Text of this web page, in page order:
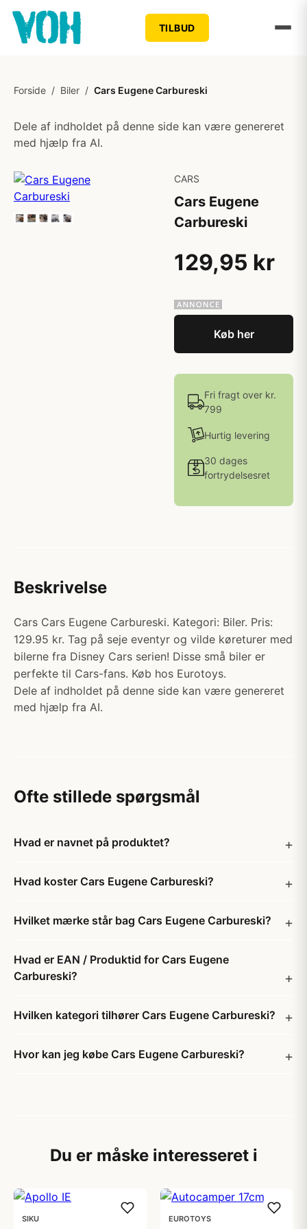
TILBUD
Forside / Biler / Cars Eugene Carbureski
Dele af indholdet på denne side kan være genereret
med hjælp fra AI.
CARS
Cars Eugene
Carbureski
129,95 kr
Køb her
Fri fragt over kr.
799
Hurtig levering
30 dages
fortrydelsesret
Beskrivelse
Cars Cars Eugene Carbureski. Kategori: Biler. Pris:
129.95 kr. Tag på seje eventyr og vilde køreturer med
bilerne fra Disney Cars serien! Disse små biler er
perfekte til Cars-fans. Køb hos Eurotoys.
Dele af indholdet på denne side kan være genereret
med hjælp fra AI.
Ofte stillede spørgsmål
Hvad er navnet på produktet?
Hvad koster Cars Eugene Carbureski?
Hvilket mærke står bag Cars Eugene Carbureski?
Hvad er EAN / Produktid for Cars Eugene
Carbureski?
Hvilken kategori tilhører Cars Eugene Carbureski?
Hvor kan jeg købe Cars Eugene Carbureski?
Du er måske interesseret i
SIKU EUROTOYS